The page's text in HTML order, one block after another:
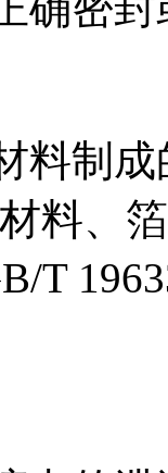
料制
料、
T